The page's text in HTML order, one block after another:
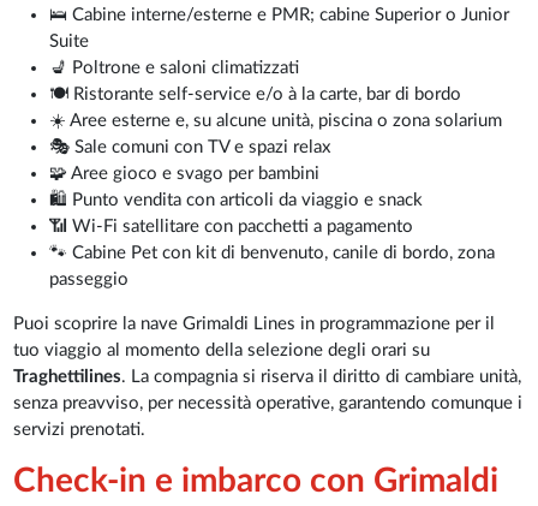
🛌 Cabine interne/esterne e PMR; cabine Superior o Junior
Suite
💺 Poltrone e saloni climatizzati
🍽️ Ristorante self-service e/o à la carte, bar di bordo
☀️ Aree esterne e, su alcune unità, piscina o zona solarium
🎭 Sale comuni con TV e spazi relax
🧩 Aree gioco e svago per bambini
🛍️ Punto vendita con articoli da viaggio e snack
📶 Wi-Fi satellitare con pacchetti a pagamento
🐾 Cabine Pet con kit di benvenuto, canile di bordo, zona
passeggio
Puoi scoprire la nave Grimaldi Lines in programmazione per il
tuo viaggio al momento della selezione degli orari su
Traghettilines. La compagnia si riserva il diritto di cambiare unità,
senza preavviso, per necessità operative, garantendo comunque i
servizi prenotati.
Check-in e imbarco con Grimaldi